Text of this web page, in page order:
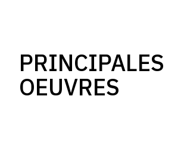
PRINCIPALES
OEUVRES